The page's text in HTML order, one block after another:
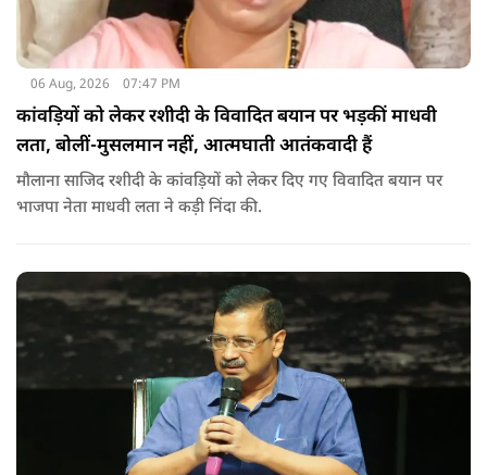
06 Aug, 2026 07:47 PM
कांवड़ियों को लेकर रशीदी के विवादित बयान पर भड़कीं माधवी
लता, बोलीं-मुसलमान नहीं, आत्मघाती आतंकवादी हैं
मौलाना साजिद रशीदी के कांवड़ियों को लेकर दिए गए विवादित बयान पर
भाजपा नेता माधवी लता ने कड़ी निंदा की.